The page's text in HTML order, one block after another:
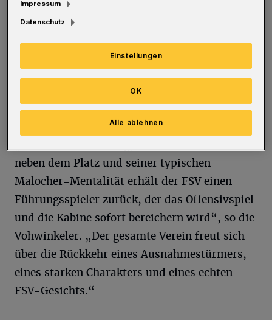
absolviert und dabei 134 Tore erzielt. In der
Saison 2023/24 erzielte er im FSV-Trikot 46
Treffer in 30 Partien. In Gruiten markierte er
37 Tore bei 19 Einsätzen.
neben dem Platz und seiner typischen
Malocher-Mentalität erhält der FSV einen
Führungsspieler zurück, der das Offensivspiel
und die Kabine sofort bereichern wird“, so die
Vohwinkeler. „Der gesamte Verein freut sich
über die Rückkehr eines Ausnahmestürmers,
eines starken Charakters und eines echten
FSV-Gesichts.“
Impressum
Datenschutz
Einstellungen
Alle ablehnen
OK